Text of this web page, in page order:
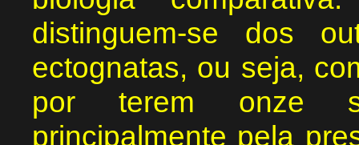
distinguem-se dos
ectognatas, ou seja,
por terem onze
principalmente pela